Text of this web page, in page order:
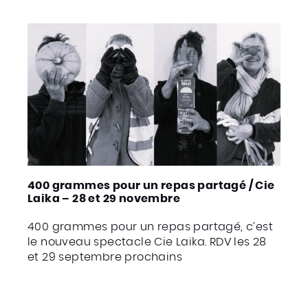
400 grammes pour un repas partagé / Cie
Laika – 28 et 29 novembre
400 grammes pour un repas partagé, c’est
le nouveau spectacle Cie Laika. RDV les 28
et 29 septembre prochains